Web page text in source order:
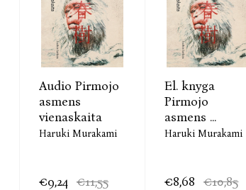
Audio Pirmojo
asmens
vienaskaita
Haruki Murakami
€9,24 €11,55
El. knyga
Pirmojo
asmens ...
Haruki Murakami
€8,68 €10,85